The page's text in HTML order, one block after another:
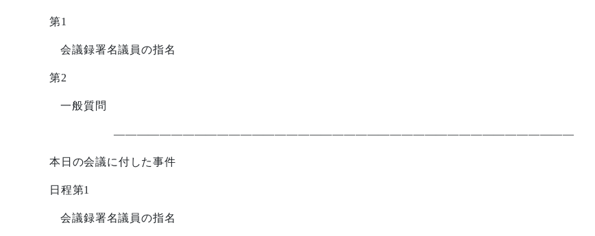
第1
会議録署名議員の指名
第2
一般質問
————————————————————————————————————————
本日の会議に付した事件
日程第1
会議録署名議員の指名